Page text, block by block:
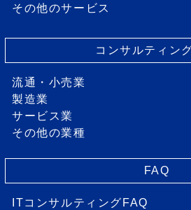
その他のサービス
コンサルティン
流通・小売業
製造業
サービス業
その他の業種
FAQ
ITコンサルティングFAQ